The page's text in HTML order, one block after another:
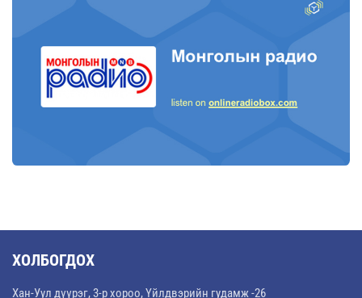
ХОЛБОГДОХ
Хан-Уул дүүрэг, 3-р хороо, Үйлдвэрийн гудамж -26